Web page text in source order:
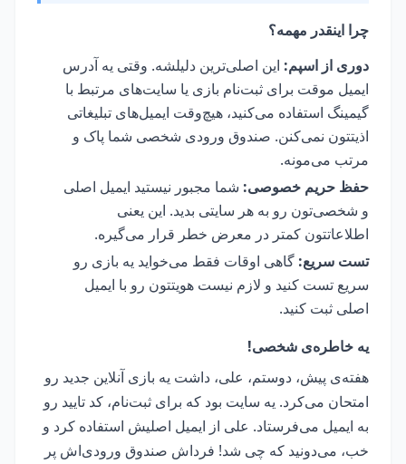
چرا اینقدر مهمه؟
دوری از اسپم: این اصلی‌ترین دلیلشه. وقتی یه آدرس
ایمیل موقت برای ثبت‌نام بازی یا سایت‌های مرتبط با
گیمینگ استفاده می‌کنید، هیچ‌وقت ایمیل‌های تبلیغاتی
اذیتتون نمی‌کنن. صندوق ورودی شخصی شما پاک و
مرتب می‌مونه.
حفظ حریم خصوصی: شما مجبور نیستید ایمیل اصلی
و شخصی‌تون رو به هر سایتی بدید. این یعنی
اطلاعاتتون کمتر در معرض خطر قرار می‌گیره.
تست سریع: گاهی اوقات فقط می‌خواید یه بازی رو
سریع تست کنید و لازم نیست هویتتون رو با ایمیل
اصلی ثبت کنید.
یه خاطره‌ی شخصی!
هفته‌ی پیش، دوستم، علی، داشت یه بازی آنلاین جدید رو
امتحان می‌کرد. یه سایت بود که برای ثبت‌نام، کد تایید رو
به ایمیل می‌فرستاد. علی از ایمیل اصلیش استفاده کرد و
خب، می‌دونید که چی شد! فرداش صندوق ورودی‌اش پر